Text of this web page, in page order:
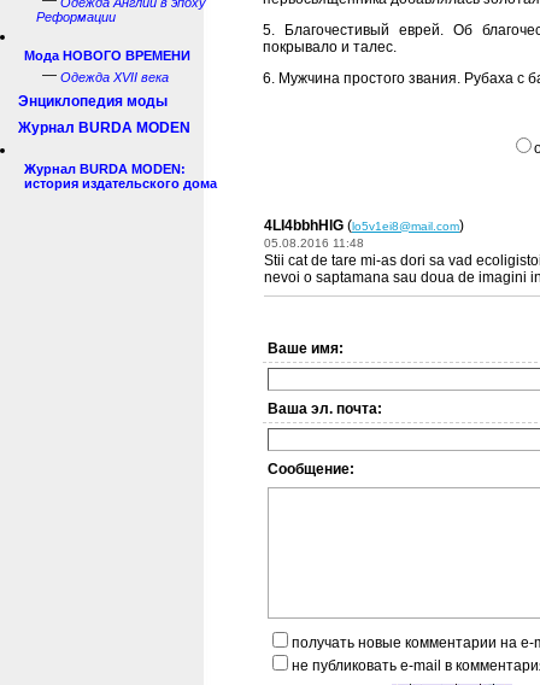
Реформации
Мода НОВОГО ВРЕМЕНИ
— Одежда XVII века
Энциклопедия моды
Журнал BURDA MODEN
Журнал BURDA MODEN:
история издательского дома
5. Благочестивый еврей. Об
покрывало и талес.
6. Мужчина простого звания. Рубаха с
4LI4bbhHlG (lo5v1ei8@mail.com)
05.08.2016 11:48
Stii cat de tare mi-as dori sa vad
nevoi o saptamana sau doua de imagini
Ваше имя:
Ваша эл. почта:
Сообщение:
получать новые комментарии на e-
не публиковать e-mail в